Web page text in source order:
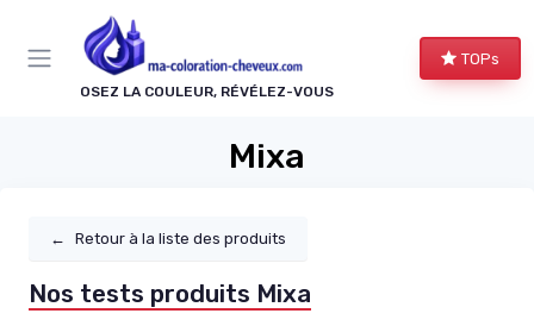
OSEZ LA COULEUR, RÉVÉLEZ-VOUS
TOPs
Mixa
← Retour à la liste des produits
Nos tests produits Mixa
Panneau de gestion des cookies